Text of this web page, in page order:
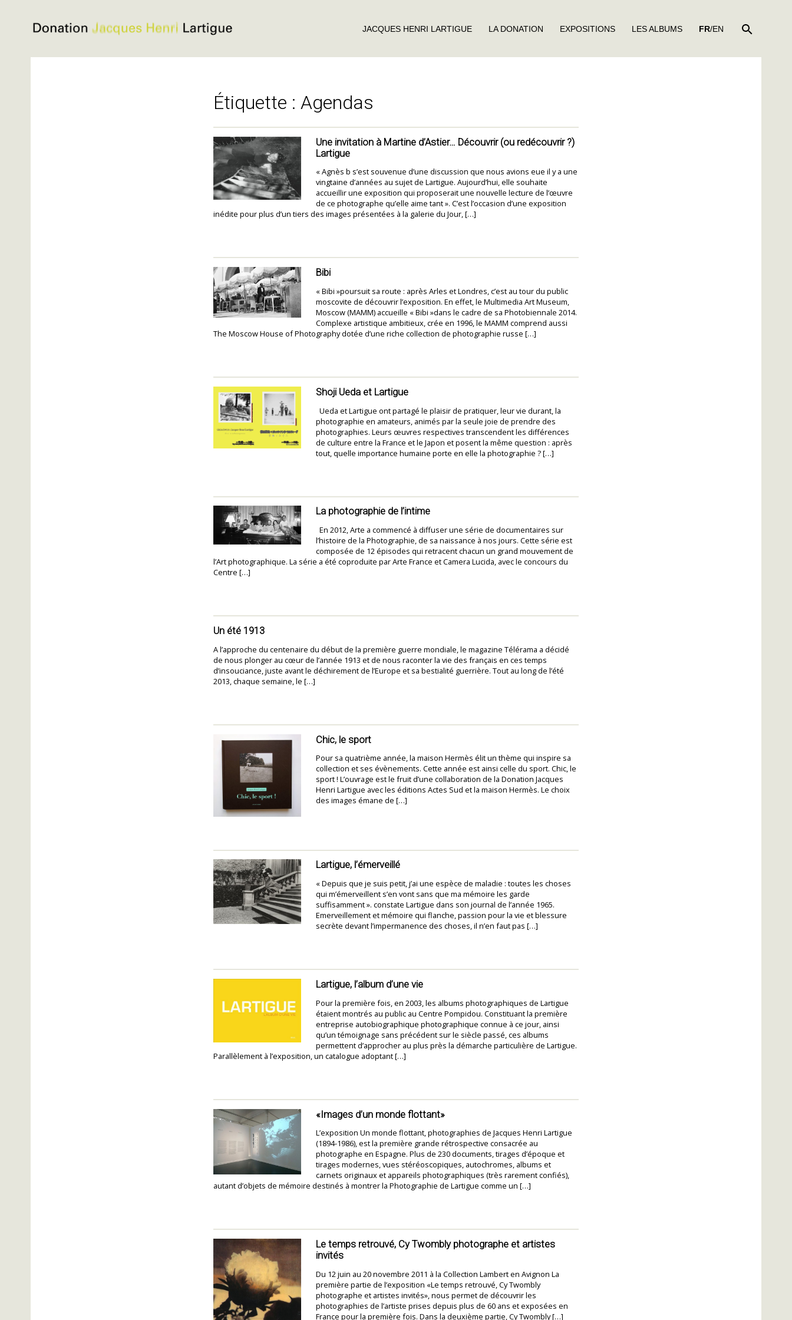
Jacques
JACQUES HENRI LARTIGUE LA DONATION EXPOSITIONS LES ALBUMS FR/EN
Étiquette : Agendas
Une invitation à Martine d’Astier… Découvrir (ou redécouvrir ?)
Lartigue
« Agnès b s’est souvenue d’une discussion que nous avions eue il y a une
vingtaine d’années au sujet de Lartigue. Aujourd’hui, elle souhaite
accueillir une exposition qui proposerait une nouvelle lecture de l’œuvre
de ce photographe qu’elle aime tant ». C’est l’occasion d’une exposition
inédite pour plus d’un tiers des images présentées à la galerie du Jour, […]
Bibi
« Bibi »poursuit sa route : après Arles et Londres, c’est au tour du public
moscovite de découvrir l’exposition. En effet, le Multimedia Art Museum,
Moscow (MAMM) accueille « Bibi »dans le cadre de sa Photobiennale 2014.
Complexe artistique ambitieux, crée en 1996, le MAMM comprend aussi
The Moscow House of Photography dotée d’une riche collection de photographie russe […]
Shoji Ueda et Lartigue
Ueda et Lartigue ont partagé le plaisir de pratiquer, leur vie durant, la
photographie en amateurs, animés par la seule joie de prendre des
photographies. Leurs œuvres respectives transcendent les différences
de culture entre la France et le Japon et posent la même question : après
tout, quelle importance humaine porte en elle la photographie ? […]
La photographie de l’intime
En 2012, Arte a commencé à diffuser une série de documentaires sur
l’histoire de la Photographie, de sa naissance à nos jours. Cette série est
composée de 12 épisodes qui retracent chacun un grand mouvement de
l’Art photographique. La série a été coproduite par Arte France et Camera Lucida, avec le concours du
Centre […]
Un été 1913
A l’approche du centenaire du début de la première guerre mondiale, le magazine Télérama a décidé
de nous plonger au cœur de l’année 1913 et de nous raconter la vie des français en ces temps
d’insouciance, juste avant le déchirement de l’Europe et sa bestialité guerrière. Tout au long de l’été
2013, chaque semaine, le […]
Chic, le sport
Pour sa quatrième année, la maison Hermès élit un thème qui inspire sa
collection et ses évènements. Cette année est ainsi celle du sport. Chic, le
sport ! L’ouvrage est le fruit d’une collaboration de la Donation Jacques
Henri Lartigue avec les éditions Actes Sud et la maison Hermès. Le choix
des images émane de […]
Lartigue, l’émerveillé
« Depuis que je suis petit, j’ai une espèce de maladie : toutes les choses
qui m’émerveillent s’en vont sans que ma mémoire les garde
suffisamment ». constate Lartigue dans son journal de l’année 1965.
Emerveillement et mémoire qui flanche, passion pour la vie et blessure
secrète devant l’impermanence des choses, il n’en faut pas […]
Lartigue, l’album d’une vie
Pour la première fois, en 2003, les albums photographiques de Lartigue
étaient montrés au public au Centre Pompidou. Constituant la première
entreprise autobiographique photographique connue à ce jour, ainsi
qu’un témoignage sans précédent sur le siècle passé, ces albums
permettent d’approcher au plus près la démarche particulière de Lartigue.
Parallèlement à l’exposition, un catalogue adoptant […]
«Images d’un monde flottant»
L’exposition Un monde flottant, photographies de Jacques Henri Lartigue
(1894-1986), est la première grande rétrospective consacrée au
photographe en Espagne. Plus de 230 documents, tirages d’époque et
tirages modernes, vues stéréoscopiques, autochromes, albums et
carnets originaux et appareils photographiques (très rarement confiés),
autant d’objets de mémoire destinés à montrer la Photographie de Lartigue comme un […]
Le temps retrouvé, Cy Twombly photographe et artistes
invités
Du 12 juin au 20 novembre 2011 à la Collection Lambert en Avignon La
première partie de l’exposition «Le temps retrouvé, Cy Twombly
photographe et artistes invités», nous permet de découvrir les
photographies de l’artiste prises depuis plus de 60 ans et exposées en
France pour la première fois. Dans la deuxième partie, Cy Twombly […]